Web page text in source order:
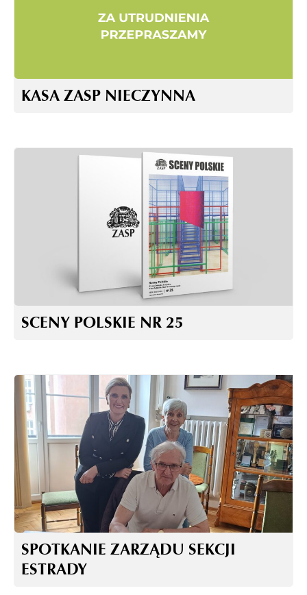
KASA ZASP NIECZYNNA
SCENY POLSKIE NR 25
SPOTKANIE ZARZĄDU SEKCJI
ESTRADY